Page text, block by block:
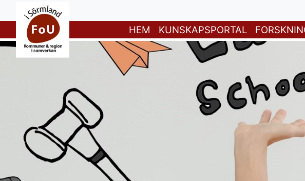
HEM KUNSKAPSPORTAL